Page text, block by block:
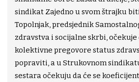
sindikat Zajedno u svom štrajku
Topolnjak, predsjednik
zdravstva i socijalne skrbi, očekuje
kolektivne pregovore status
popraviti, a u Strukovnom
sestara očekuju da će se